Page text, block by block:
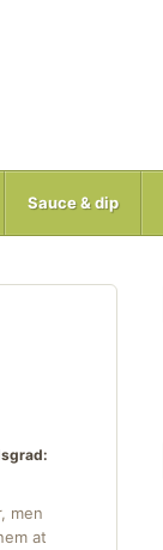
Sauce & dip
men
at